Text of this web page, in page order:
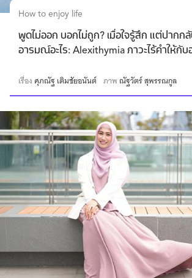
How to enjoy life
พูดไม่ออก บอกไม่ถูก? เมื่อใจรู้สึก แต่ปากก
อารมณ์อะไร: Alexithymia ภาวะไร้คำให้กั
เรื่อง ศุภณัฐ เติมชัยอนันต์ ภาพณัฐวัตร์ สุพรรณกูล